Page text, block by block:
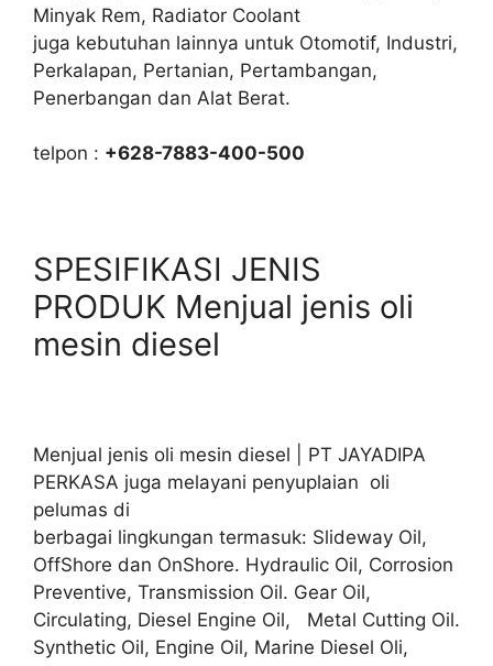
Minyak Rem, Radiator Coolant
juga kebutuhan lainnya untuk Otomotif, Industri,
Perkalapan, Pertanian, Pertambangan,
Penerbangan dan Alat Berat.
telpon : +628-7883-400-500
SPESIFIKASI JENIS
PRODUK Menjual jenis oli
mesin diesel
Menjual jenis oli mesin diesel | PT JAYADIPA
PERKASA juga melayani penyuplaian oli
pelumas di
berbagai lingkungan termasuk: Slideway Oil,
OffShore dan OnShore. Hydraulic Oil, Corrosion
Preventive, Transmission Oil. Gear Oil,
Circulating, Diesel Engine Oil, Metal Cutting Oil.
Synthetic Oil, Engine Oil, Marine Diesel Oli,